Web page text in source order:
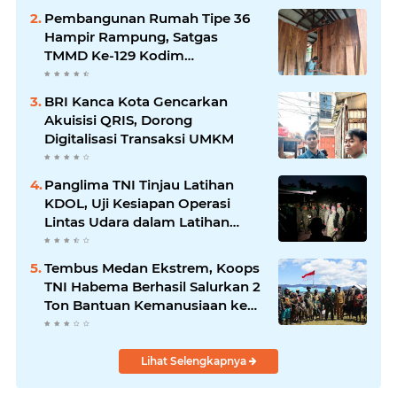
Pembangunan Rumah Tipe 36
Hampir Rampung, Satgas
TMMD Ke-129 Kodim
1807/Sorong Selatan Wujudkan
BRI Kanca Kota Gencarkan
Akuisisi QRIS, Dorong
Digitalisasi Transaksi UMKM
Panglima TNI Tinjau Latihan
KDOL, Uji Kesiapan Operasi
Lintas Udara dalam Latihan
Terintegrasi TNI 2026
Tembus Medan Ekstrem, Koops
TNI Habema Berhasil Salurkan 2
Ton Bantuan Kemanusiaan ke
Tiga Distrik di Kabupaten
Lihat Selengkapnya